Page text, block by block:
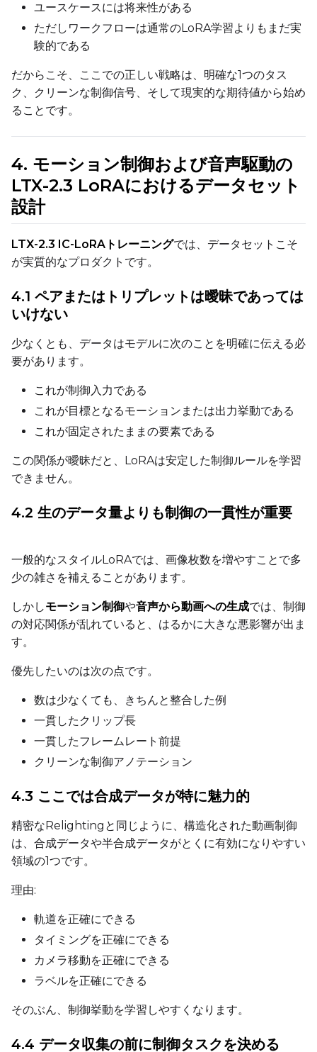
Num Frames
ToggleWalk Seed
Walk Seed
ToggleSkip First Sample
Skip First Sample
ToggleForce First Sample
ToggleDisable Sampling
Disable Sampling
Prompt
Width
Height
ユースケースには将来性がある
ただしワークフローは通常のLoRA学習よりもまだ実
験的である
だからこそ、ここでの正しい戦略は、明確な1つのタス
ク、クリーンな制御信号、そして現実的な期待値から始め
ることです。
4. モーション制御および音声駆動の
LTX-2.3 LoRAにおけるデータセット
設計
LTX-2.3 IC-LoRAトレーニングでは、データセットこそ
が実質的なプロダクトです。
4.1 ペアまたはトリプレットは曖昧であっては
いけない
少なくとも、データはモデルに次のことを明確に伝える必
要があります。
これが制御入力である
これが目標となるモーションまたは出力挙動である
これが固定されたままの要素である
この関係が曖昧だと、LoRAは安定した制御ルールを学習
できません。
4.2 生のデータ量よりも制御の一貫性が重要
一般的なスタイルLoRAでは、画像枚数を増やすことで多
少の雑さを補えることがあります。
しかしモーション制御や音声から動画への生成では、制御
の対応関係が乱れていると、はるかに大きな悪影響が出ま
す。
優先したいのは次の点です。
数は少なくても、きちんと整合した例
一貫したクリップ長
一貫したフレームレート前提
クリーンな制御アノテーション
4.3 ここでは合成データが特に魅力的
精密なRelightingと同じように、構造化された動画制御
は、合成データや半合成データがとくに有効になりやすい
領域の1つです。
理由:
軌道を正確にできる
タイミングを正確にできる
カメラ移動を正確にできる
ラベルを正確にできる
そのぶん、制御挙動を学習しやすくなります。
4.4 データ収集の前に制御タスクを決める